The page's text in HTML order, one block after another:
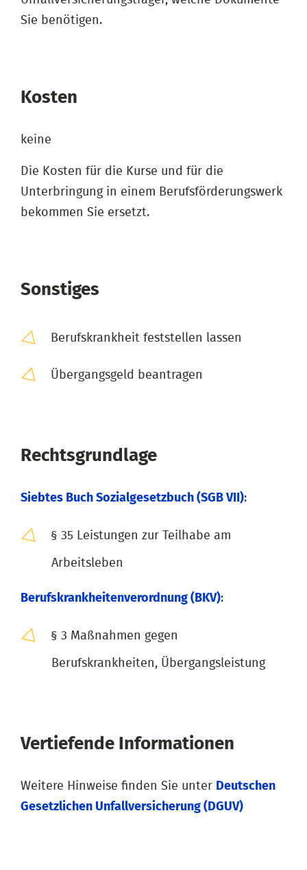
Sie benötigen.
Kosten
keine
Die Kosten für die Kurse und für die
Unterbringung in einem Berufsförderungswerk
bekommen Sie ersetzt.
Sonstiges
Berufskrankheit feststellen lassen
Übergangsgeld beantragen
Rechtsgrundlage
Siebtes Buch Sozialgesetzbuch (SGB VII):
§ 35 Leistungen zur Teilhabe am
Arbeitsleben
Berufskrankheitenverordnung (BKV):
§ 3 Maßnahmen gegen
Berufskrankheiten, Übergangsleistung
Vertiefende Informationen
Weitere Hinweise finden Sie unter Deutschen
Gesetzlichen Unfallversicherung (DGUV)